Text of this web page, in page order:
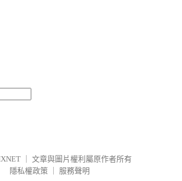
文章與圖片權利屬原作者所有
隱私權政策
服務聲明